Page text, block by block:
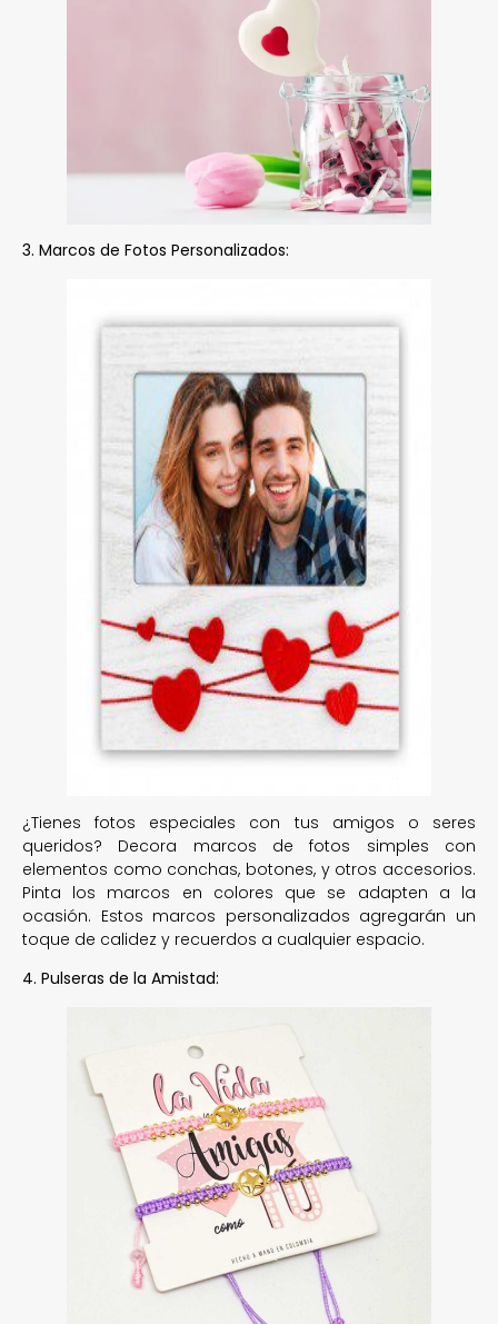
3. Marcos de Fotos Personalizados:
¿Tienes fotos especiales con tus amigos o seres
queridos? Decora marcos de fotos simples con
elementos como conchas, botones, y otros accesorios.
Pinta los marcos en colores que se adapten a la
ocasión. Estos marcos personalizados agregarán un
toque de calidez y recuerdos a cualquier espacio.
4. Pulseras de la Amistad: